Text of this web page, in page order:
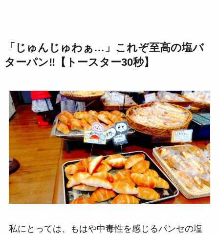
「じゅんじゅわぁ…」これぞ至高の塩バ
ターパン‼【トースター30秒】
私にとっては、もはや中毒性を感じるパンセの塩